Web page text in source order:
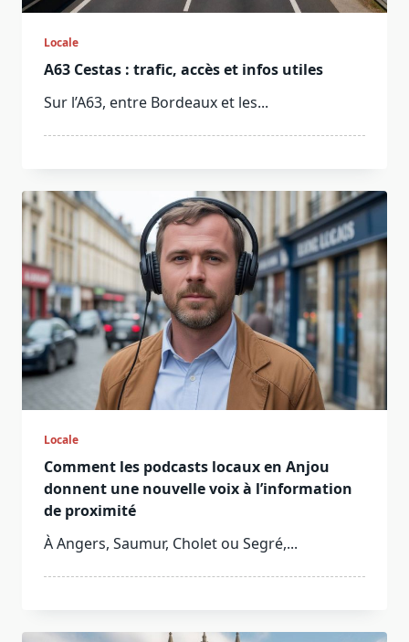
Locale
A63 Cestas : trafic, accès et infos utiles
Sur l’A63, entre Bordeaux et les...
Locale
Comment les podcasts locaux en Anjou
donnent une nouvelle voix à l’information
de proximité
À Angers, Saumur, Cholet ou Segré,...